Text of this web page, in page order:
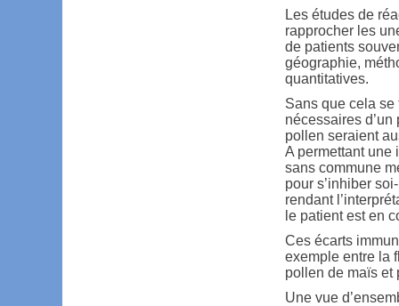
Les études de
rapprocher les
de patients
géographie,
quantitatives.
Sans que cela
nécessaires
pollen seraient
A permettant une
sans commune
pour s’inhiber
rendant
le patient est en
Ces écarts
exemple entre la
pollen de maïs et
Une vue